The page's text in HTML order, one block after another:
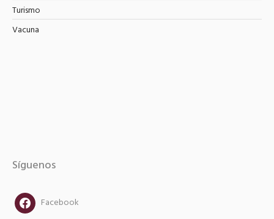
Turismo
Vacuna
Síguenos
facebookFacebook